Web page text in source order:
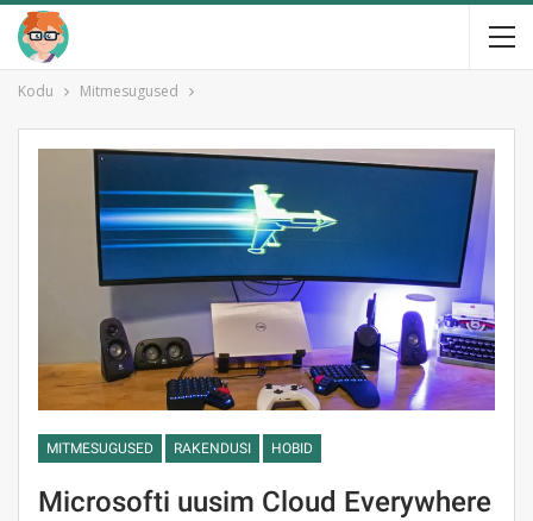
Kodu Mitmesugused
MITMESUGUSED RAKENDUSI HOBID
Microsofti uusim Cloud Everywhere